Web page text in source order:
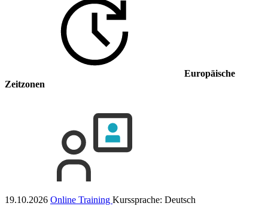
Europäische
Zeitzonen
19.10.2026 Online Training Kurssprache: Deutsch